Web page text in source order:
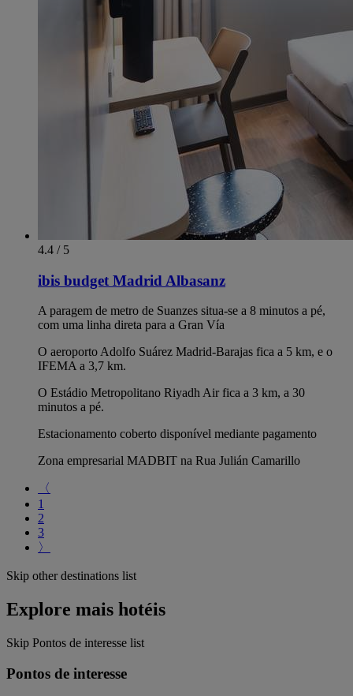
4.4 / 5
ibis budget Madrid Albasanz
A paragem de metro de Suanzes situa-se a 8 minutos a pé,
com uma linha direta para a Gran Vía
O aeroporto Adolfo Suárez Madrid-Barajas fica a 5 km, e o
IFEMA a 3,7 km.
O Estádio Metropolitano Riyadh Air fica a 3 km, a 30
minutos a pé.
Estacionamento coberto disponível mediante pagamento
Zona empresarial MADBIT na Rua Julián Camarillo
〈
1
2
3
〉
Skip other destinations list
Explore mais hotéis
Skip Pontos de interesse list
Pontos de interesse